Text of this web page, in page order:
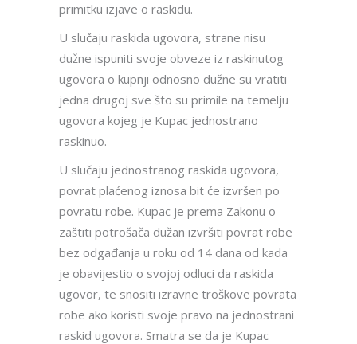
primitku izjave o raskidu.
U slučaju raskida ugovora, strane nisu
dužne ispuniti svoje obveze iz raskinutog
ugovora o kupnji odnosno dužne su vratiti
jedna drugoj sve što su primile na temelju
ugovora kojeg je Kupac jednostrano
raskinuo.
U slučaju jednostranog raskida ugovora,
povrat plaćenog iznosa bit će izvršen po
povratu robe. Kupac je prema Zakonu o
zaštiti potrošača dužan izvršiti povrat robe
bez odgađanja u roku od 14 dana od kada
je obavijestio o svojoj odluci da raskida
ugovor, te snositi izravne troškove povrata
robe ako koristi svoje pravo na jednostrani
raskid ugovora. Smatra se da je Kupac